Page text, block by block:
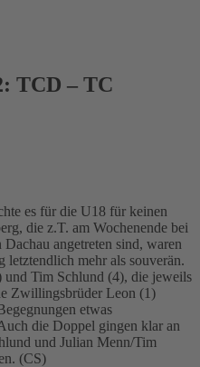
TCD – TC
es für die U18 für keinen
die z.T. am Wochenende bei
angetreten sind, waren
letztendlich mehr als souverän.
und Tim Schlund (4), die jeweils
Zwillingsbrüder Leon (1)
etwas
die Doppel gingen klar an
und Julian Menn/Tim
(CS)